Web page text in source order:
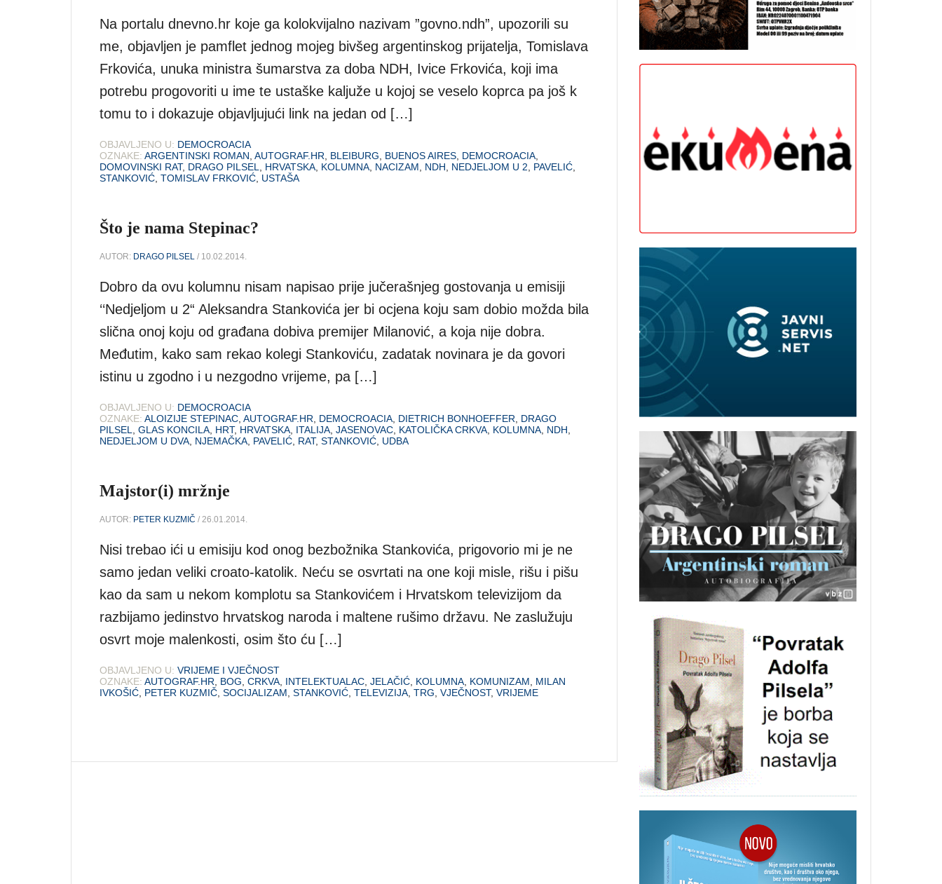
Na portalu dnevno.hr koje ga kolokvijalno nazivam ”govno.ndh”, upozorili su
me, objavljen je pamflet jednog mojeg bivšeg argentinskog prijatelja, Tomislava
Frkovića, unuka ministra šumarstva za doba NDH, Ivice Frkovića, koji ima
potrebu progovoriti u ime te ustaške kaljuže u kojoj se veselo koprca pa još k
tomu to i dokazuje objavljujući link na jedan od […]
OBJAVLJENO U: DEMOCROACIA
OZNAKE: ARGENTINSKI ROMAN, AUTOGRAF.HR, BLEIBURG, BUENOS AIRES, DEMOCROACIA,
DOMOVINSKI RAT, DRAGO PILSEL, HRVATSKA, KOLUMNA, NACIZAM, NDH, NEDJELJOM U 2, PAVELIĆ,
STANKOVIĆ, TOMISLAV FRKOVIĆ, USTAŠA
Što je nama Stepinac?
AUTOR: DRAGO PILSEL / 10.02.2014.
Dobro da ovu kolumnu nisam napisao prije jučerašnjeg gostovanja u emisiji
‘‘Nedjeljom u 2“ Aleksandra Stankovića jer bi ocjena koju sam dobio možda bila
slična onoj koju od građana dobiva premijer Milanović, a koja nije dobra.
Međutim, kako sam rekao kolegi Stankoviću, zadatak novinara je da govori
istinu u zgodno i u nezgodno vrijeme, pa […]
OBJAVLJENO U: DEMOCROACIA
OZNAKE: ALOIZIJE STEPINAC, AUTOGRAF.HR, DEMOCROACIA, DIETRICH BONHOEFFER, DRAGO
PILSEL, GLAS KONCILA, HRT, HRVATSKA, ITALIJA, JASENOVAC, KATOLIČKA CRKVA, KOLUMNA, NDH,
NEDJELJOM U DVA, NJEMAČKA, PAVELIĆ, RAT, STANKOVIĆ, UDBA
Majstor(i) mržnje
AUTOR: PETER KUZMIČ / 26.01.2014.
Nisi trebao ići u emisiju kod onog bezbožnika Stankovića, prigovorio mi je ne
samo jedan veliki croato-katolik. Neću se osvrtati na one koji misle, rišu i pišu
kao da sam u nekom komplotu sa Stankovićem i Hrvatskom televizijom da
razbijamo jedinstvo hrvatskog naroda i maltene rušimo državu. Ne zaslužuju
osvrt moje malenkosti, osim što ću […]
OBJAVLJENO U: VRIJEME I VJEČNOST
OZNAKE: AUTOGRAF.HR, BOG, CRKVA, INTELEKTUALAC, JELAČIĆ, KOLUMNA, KOMUNIZAM, MILAN
IVKOŠIĆ, PETER KUZMIČ, SOCIJALIZAM, STANKOVIĆ, TELEVIZIJA, TRG, VJEČNOST, VRIJEME